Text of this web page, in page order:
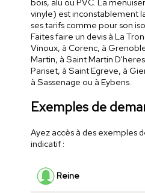
vinyle) est inconstablement
ses tarifs comme pour son
Faites faire un devis à La
Vinoux, à Corenc, à
Martin, à Saint Martin
Pariset, à Saint Egreve, à
à Sassenage ou à Eybens.
Exemples de
Ayez accès à des exemples
indicatif :
Reine